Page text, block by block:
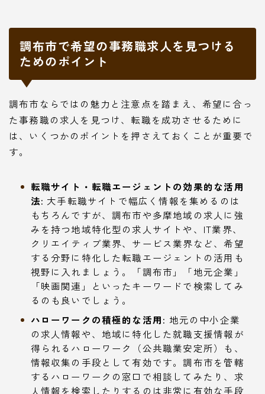
調布市で希望の事務職求人を見つける
ためのポイント
調布市ならではの魅力と注意点を踏まえ、希望に合っ
た事務職の求人を見つけ、転職を成功させるために
は、いくつかのポイントを押さえておくことが重要で
す。
転職サイト・転職エージェントの効果的な活用
法: 大手転職サイトで幅広く情報を集めるのは
もちろんですが、調布市や多摩地域の求人に強
みを持つ地域特化型の求人サイトや、IT業界、
クリエイティブ業界、サービス業界など、希望
する分野に特化した転職エージェントの活用も
視野に入れましょう。「調布市」「地元企業」
「映画関連」といったキーワードで検索してみ
るのも良いでしょう。
ハローワークの積極的な活用: 地元の中小企業
の求人情報や、地域に特化した就職支援情報が
得られるハローワーク（公共職業安定所）も、
情報収集の手段として有効です。調布市を管轄
するハローワークの窓口で相談してみたり、求
人情報を検索したりするのは非常に有効な手段